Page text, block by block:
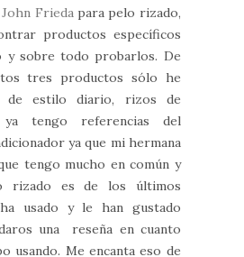
John Friedapara pelo rizado,
productos específicos
y sobre todo probarlos. De
tres productos sólo he
de estilo diario, rizos de
tengo referencias del
ya que mi hermana
tengo mucho en común y
rizado es de los últimos
usado y le han gustado
una reseña en cuanto
usando. Me encanta eso de